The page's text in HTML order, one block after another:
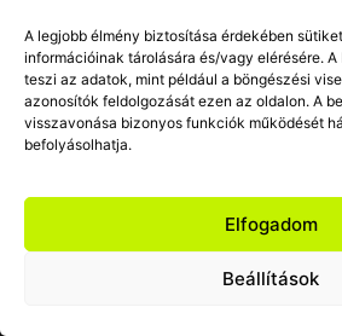
A legjobb élmény biztosítása érdekében
információinak tárolására és/vagy elérésére.
teszi az adatok, mint például a böngészési
azonosítók feldolgozását ezen az oldalon. A
visszavonása bizonyos funkciók működését
befolyásolhatja.
Elfogadom
Beállítások
you an even better experience. Thank
— we’ll be back soon.
Contact: hello@cliq.hu